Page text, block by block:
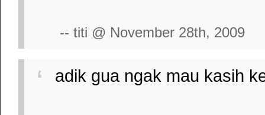
-- titi @ November 28th, 2009
adik gua ngak mau kasih